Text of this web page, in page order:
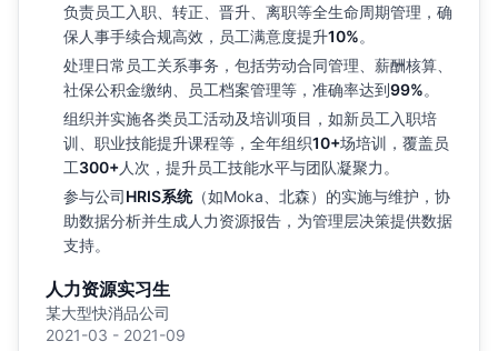
负责员工入职、转正、晋升、离职等全生命周期管理，确
保人事手续合规高效，员工满意度提升10%。
处理日常员工关系事务，包括劳动合同管理、薪酬核算、
社保公积金缴纳、员工档案管理等，准确率达到99%。
组织并实施各类员工活动及培训项目，如新员工入职培
训、职业技能提升课程等，全年组织10+场培训，覆盖员
工300+人次，提升员工技能水平与团队凝聚力。
参与公司HRIS系统（如Moka、北森）的实施与维护，协
助数据分析并生成人力资源报告，为管理层决策提供数据
支持。
人力资源实习生
某大型快消品公司
2021-03 - 2021-09